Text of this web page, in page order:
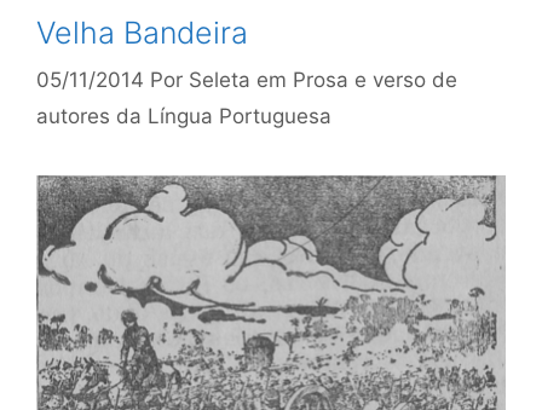
Velha Bandeira
05/11/2014 Por Seleta em Prosa e verso de
autores da Língua Portuguesa